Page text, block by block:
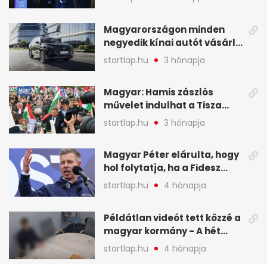
a mandátumok
Magyarországon minden
negyedik kínai autót vásárló
a Chery mellett döntött (X)
startlap.hu 3 hónapja
Magyar: Hamis zászlós
művelet indulhat a Tisza
ellen a választás napján - A
hét legfontosabb eseményei
startlap.hu 3 hónapja
Magyar Péter elárulta, hogy
hol folytatja, ha a Fidesz
nyeri a választást - A hét
legfontosabb hírei
startlap.hu 4 hónapja
Példátlan videót tett közzé a
magyar kormány - A hét
legfontosabb hírei
képekben
startlap.hu 4 hónapja